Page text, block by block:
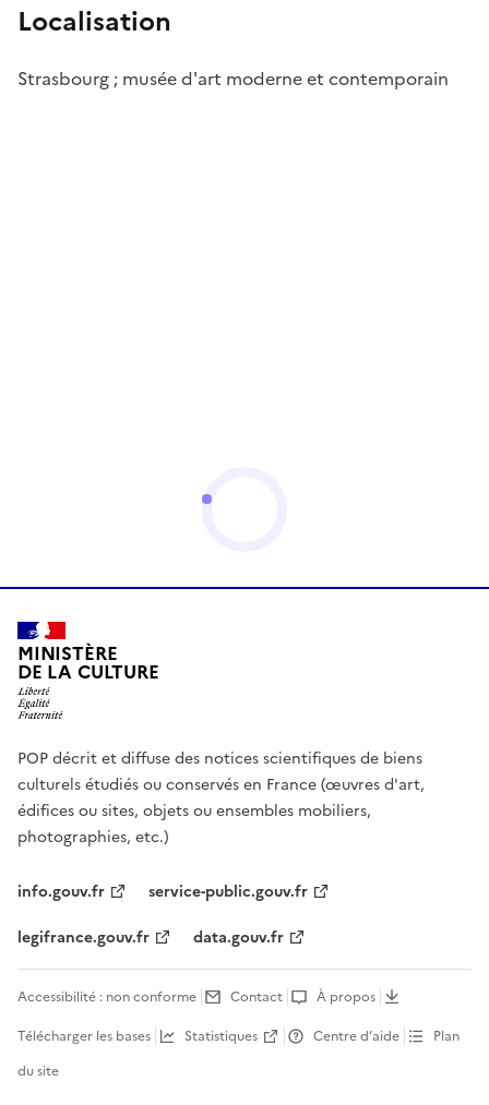
Localisation
Strasbourg ; musée d'art moderne et contemporain
MINISTÈRE
DE LA CULTURE
POP décrit et diffuse des notices scientifiques de biens
culturels étudiés ou conservés en France (œuvres d'art,
édifices ou sites, objets ou ensembles mobiliers,
photographies, etc.)
info.gouv.fr
service-public.gouv.fr
legifrance.gouv.fr
data.gouv.fr
Accessibilité : non conforme Contact
À propos
Télécharger les bases
Statistiques Centre d’aide
Plan
du site